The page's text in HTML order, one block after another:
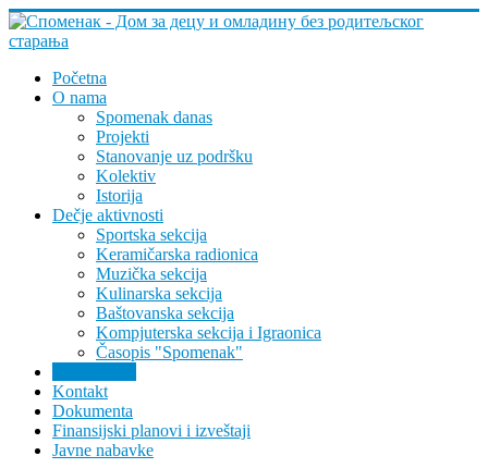
Početna
O nama
Spomenak danas
Projekti
Stanovanje uz podršku
Kolektiv
Istorija
Dečje aktivnosti
Sportska sekcija
Keramičarska radionica
Muzička sekcija
Kulinarska sekcija
Baštovanska sekcija
Kompjuterska sekcija i Igraonica
Časopis "Spomenak"
Kontakt
Dokumenta
Finansijski planovi i izveštaji
Javne nabavke